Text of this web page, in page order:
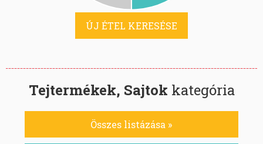
ÚJ ÉTEL KERESÉSE
Tejtermékek, Sajtok kategória
Összes listázása »